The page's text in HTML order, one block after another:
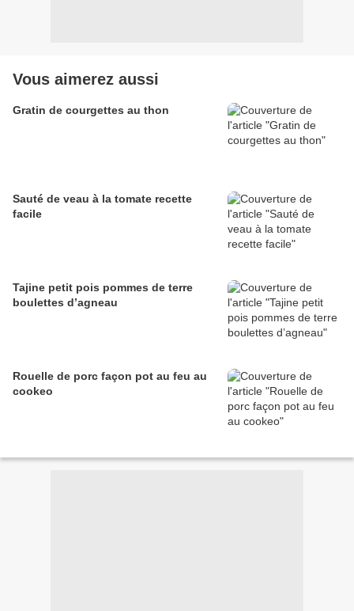
Vous aimerez aussi
Gratin de courgettes au thon
Sauté de veau à la tomate recette
facile
Tajine petit pois pommes de terre
boulettes d’agneau
Rouelle de porc façon pot au feu au
cookeo